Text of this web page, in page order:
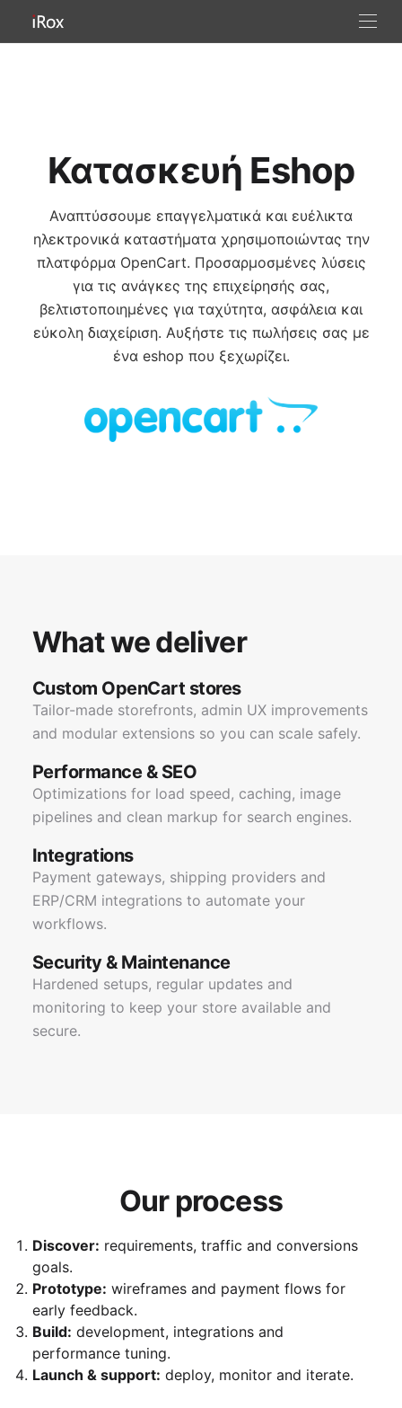
Κατασκευή Eshop
Αναπτύσσουμε επαγγελματικά και ευέλικτα
ηλεκτρονικά καταστήματα χρησιμοποιώντας την
πλατφόρμα OpenCart. Προσαρμοσμένες λύσεις
για τις ανάγκες της επιχείρησής σας,
βελτιστοποιημένες για ταχύτητα, ασφάλεια και
εύκολη διαχείριση. Αυξήστε τις πωλήσεις σας με
ένα eshop που ξεχωρίζει.
What we deliver
Custom OpenCart stores
Tailor-made storefronts, admin UX improvements
and modular extensions so you can scale safely.
Performance & SEO
Optimizations for load speed, caching, image
pipelines and clean markup for search engines.
Integrations
Payment gateways, shipping providers and
ERP/CRM integrations to automate your
workflows.
Security & Maintenance
Hardened setups, regular updates and
monitoring to keep your store available and
secure.
Our process
Discover: requirements, traffic and conversions
goals.
Prototype: wireframes and payment flows for
early feedback.
Build: development, integrations and
performance tuning.
Launch & support: deploy, monitor and iterate.